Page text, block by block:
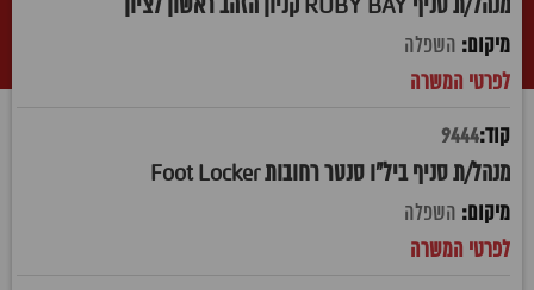
מנהל/ת סניף RUBY BAY קניון הזהב ראשון לציון
השפלה
9444
מנהל/ת סניף ביל"ו סנטר רחובות Foot Locker
השפלה